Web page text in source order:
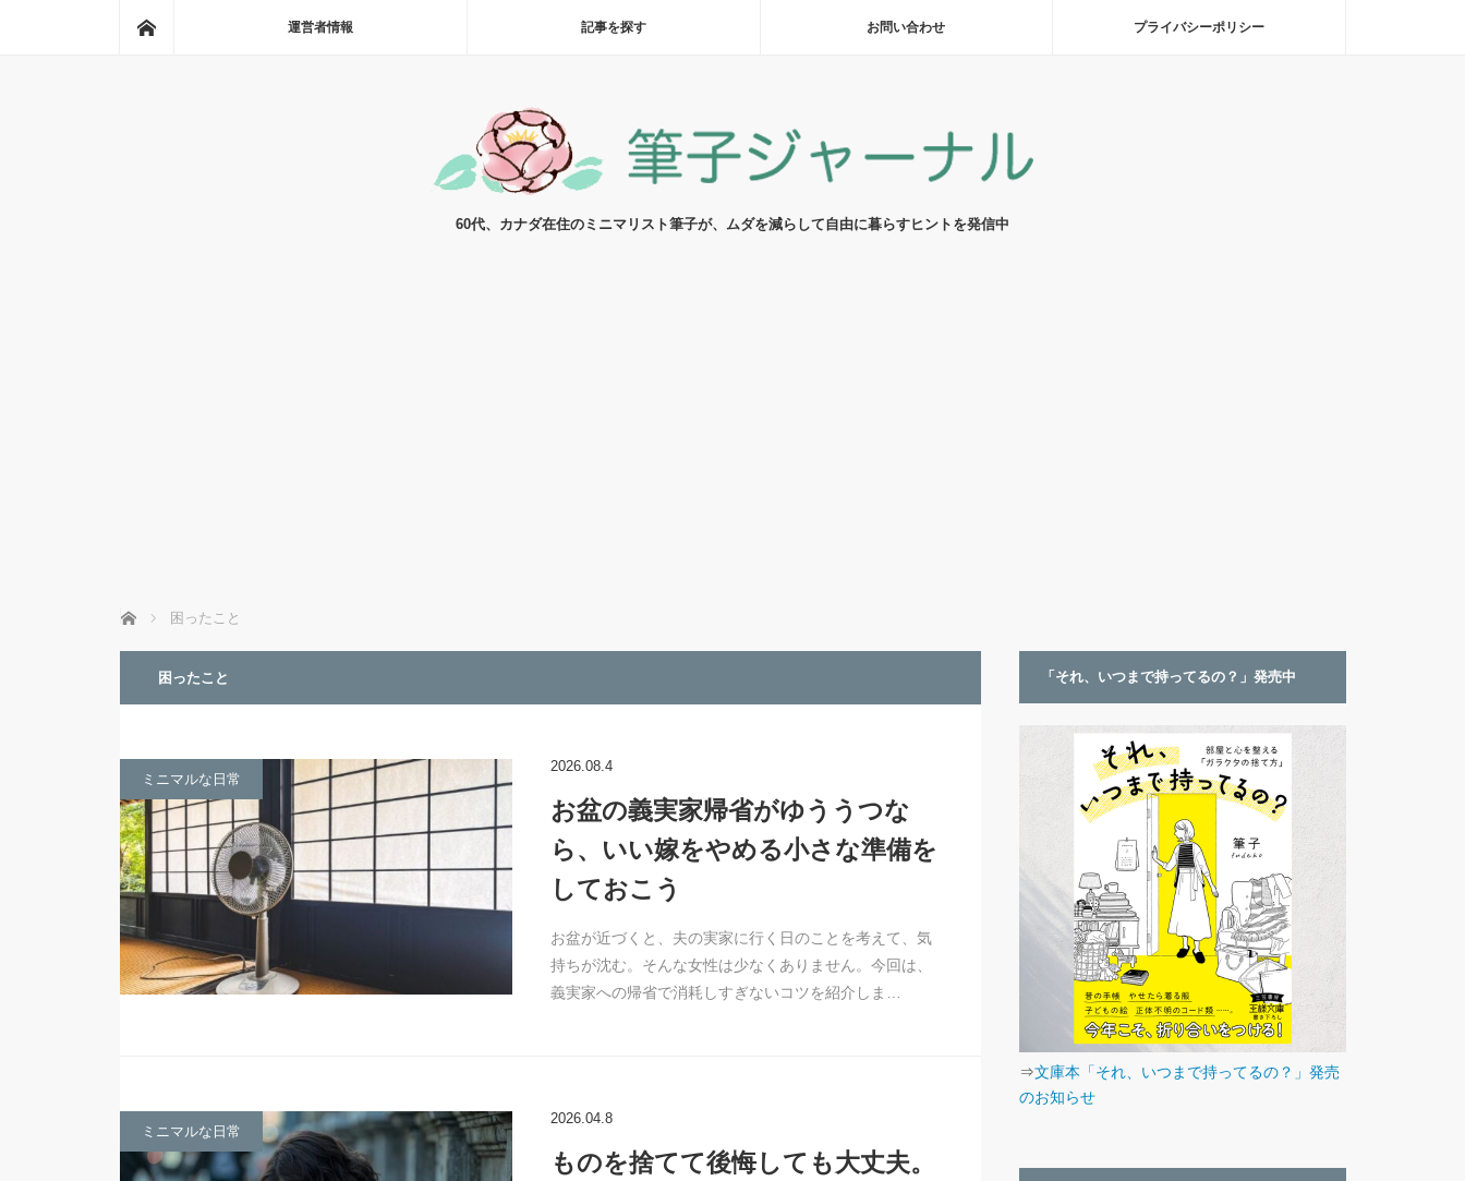
運営者情報 記事を探す お問い合わせ プライバシーポリシー
60代、カナダ在住のミニマリスト筆子が、ムダを減らして自由に暮らすヒントを発信中
ホーム 困ったこと
困ったこと
ミニマルな日常
2026.08.4
お盆の義実家帰省がゆううつな
ら、いい嫁をやめる小さな準備を
しておこう
お盆が近づくと、夫の実家に行く日のことを考えて、気
持ちが沈む。そんな女性は少なくありません。今回は、
義実家への帰省で消耗しすぎないコツを紹介しま…
ミニマルな日常
2026.04.8
ものを捨てて後悔しても大丈夫。
「それ、いつまで持ってるの？」発売中
⇒文庫本「それ、いつまで持ってるの？」発売
のお知らせ